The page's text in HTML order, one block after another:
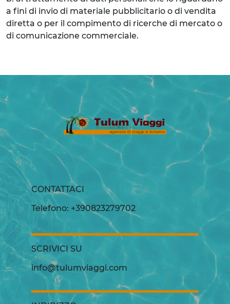
a fini di invio di materiale pubblicitario o di vendita
diretta o per il compimento di ricerche di mercato o
di comunicazione commerciale.
CONTATTACI
Telefono: +390823279702
SCRIVICI SU
info@tulumviaggi.com